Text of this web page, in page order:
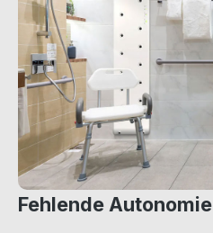
Fehlende Autonomie